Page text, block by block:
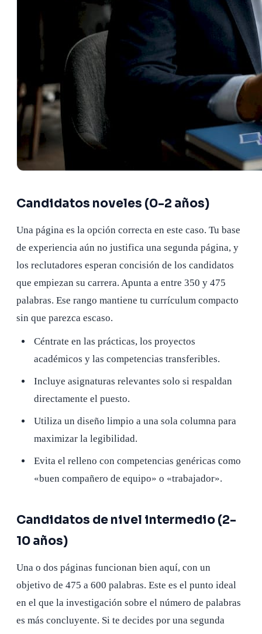
Candidatos noveles (0-2 años)
Una página es la opción correcta en este caso. Tu base
de experiencia aún no justifica una segunda página, y
los reclutadores esperan concisión de los candidatos
que empiezan su carrera. Apunta a entre 350 y 475
palabras. Ese rango mantiene tu currículum compacto
sin que parezca escaso.
Céntrate en las prácticas, los proyectos
académicos y las competencias transferibles.
Incluye asignaturas relevantes solo si respaldan
directamente el puesto.
Utiliza un diseño limpio a una sola columna para
maximizar la legibilidad.
Evita el relleno con competencias genéricas como
«buen compañero de equipo» o «trabajador».
Candidatos de nivel intermedio (2-
10 años)
Una o dos páginas funcionan bien aquí, con un
objetivo de 475 a 600 palabras. Este es el punto ideal
en el que la investigación sobre el número de palabras
es más concluyente. Si te decides por una segunda